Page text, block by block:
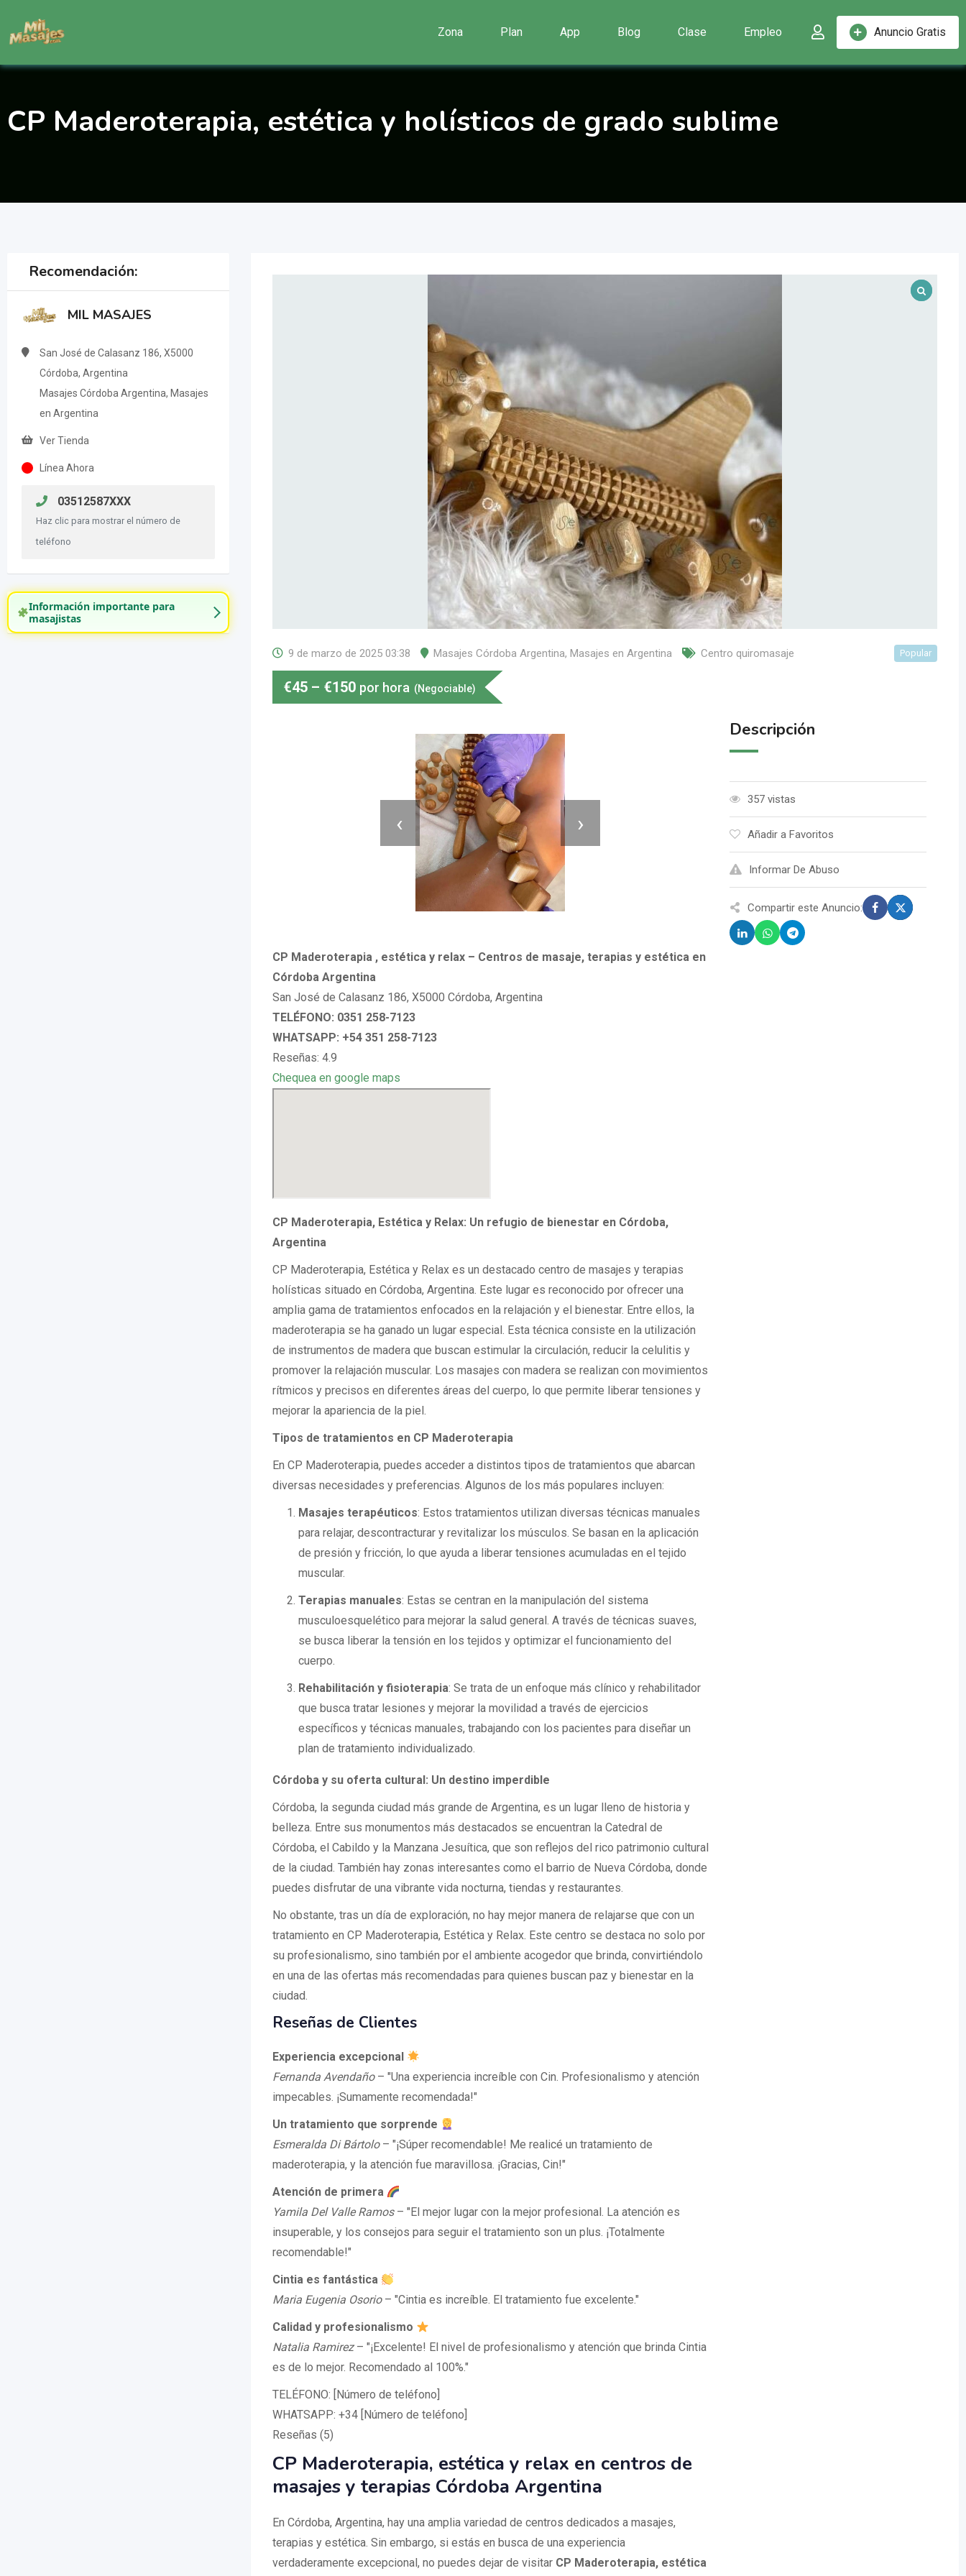
contenido
Anuncio Gratis
Zona Plan App Blog Clase Empleo
CP Maderoterapia, estética y holísticos de grado sublime
Recomendación:
MIL MASAJES
San José de Calasanz 186, X5000
Córdoba, Argentina
Masajes Córdoba Argentina, Masajes
en Argentina
Ver Tienda
Línea Ahora
03512587XXX
Haz clic para mostrar el número de
teléfono
Información importante para
masajistas
9 de marzo de 2025 03:38 Masajes Córdoba Argentina, Masajes en Argentina Centro quiromasaje Popular
€45 – €150 por hora (Negociable)
‹ ›
CP Maderoterapia , estética y relax – Centros de masaje, terapias y estética en
Córdoba Argentina
San José de Calasanz 186, X5000 Córdoba, Argentina
TELÉFONO: 0351 258-7123
WHATSAPP: +54 351 258-7123
Reseñas: 4.9
Chequea en google maps
CP Maderoterapia, Estética y Relax: Un refugio de bienestar en Córdoba,
Argentina
CP Maderoterapia, Estética y Relax es un destacado centro de masajes y terapias
holísticas situado en Córdoba, Argentina. Este lugar es reconocido por ofrecer una
amplia gama de tratamientos enfocados en la relajación y el bienestar. Entre ellos, la
maderoterapia se ha ganado un lugar especial. Esta técnica consiste en la utilización
de instrumentos de madera que buscan estimular la circulación, reducir la celulitis y
promover la relajación muscular. Los masajes con madera se realizan con movimientos
rítmicos y precisos en diferentes áreas del cuerpo, lo que permite liberar tensiones y
mejorar la apariencia de la piel.
Tipos de tratamientos en CP Maderoterapia
En CP Maderoterapia, puedes acceder a distintos tipos de tratamientos que abarcan
diversas necesidades y preferencias. Algunos de los más populares incluyen:
Masajes terapéuticos: Estos tratamientos utilizan diversas técnicas manuales
para relajar, descontracturar y revitalizar los músculos. Se basan en la aplicación
de presión y fricción, lo que ayuda a liberar tensiones acumuladas en el tejido
muscular.
Terapias manuales: Estas se centran en la manipulación del sistema
musculoesquelético para mejorar la salud general. A través de técnicas suaves,
se busca liberar la tensión en los tejidos y optimizar el funcionamiento del
cuerpo.
Rehabilitación y fisioterapia: Se trata de un enfoque más clínico y rehabilitador
que busca tratar lesiones y mejorar la movilidad a través de ejercicios
específicos y técnicas manuales, trabajando con los pacientes para diseñar un
plan de tratamiento individualizado.
Córdoba y su oferta cultural: Un destino imperdible
Córdoba, la segunda ciudad más grande de Argentina, es un lugar lleno de historia y
belleza. Entre sus monumentos más destacados se encuentran la Catedral de
Córdoba, el Cabildo y la Manzana Jesuítica, que son reflejos del rico patrimonio cultural
de la ciudad. También hay zonas interesantes como el barrio de Nueva Córdoba, donde
puedes disfrutar de una vibrante vida nocturna, tiendas y restaurantes.
No obstante, tras un día de exploración, no hay mejor manera de relajarse que con un
tratamiento en CP Maderoterapia, Estética y Relax. Este centro se destaca no solo por
su profesionalismo, sino también por el ambiente acogedor que brinda, convirtiéndolo
en una de las ofertas más recomendadas para quienes buscan paz y bienestar en la
ciudad.
Reseñas de Clientes
Experiencia excepcional
Fernanda Avendaño– "Una experiencia increíble con Cin. Profesionalismo y atención
impecables. ¡Sumamente recomendada!"
Un tratamiento que sorprende
Esmeralda Di Bártolo– "¡Súper recomendable! Me realicé un tratamiento de
maderoterapia, y la atención fue maravillosa. ¡Gracias, Cin!"
Atención de primera
Yamila Del Valle Ramos– "El mejor lugar con la mejor profesional. La atención es
insuperable, y los consejos para seguir el tratamiento son un plus. ¡Totalmente
recomendable!"
Cintia es fantástica
Maria Eugenia Osorio– "Cintia es increíble. El tratamiento fue excelente."
Calidad y profesionalismo
Natalia Ramirez– "¡Excelente! El nivel de profesionalismo y atención que brinda Cintia
es de lo mejor. Recomendado al 100%."
TELÉFONO: [Número de teléfono]
WHATSAPP: +34 [Número de teléfono]
Reseñas (5)
CP Maderoterapia, estética y relax en centros de
masajes y terapias Córdoba Argentina
En Córdoba, Argentina, hay una amplia variedad de centros dedicados a masajes,
terapias y estética. Sin embargo, si estás en busca de una experiencia
verdaderamente excepcional, no puedes dejar de visitar CP Maderoterapia, estética
Descripción
357 vistas
Añadir a Favoritos
Informar De Abuso
Compartir este Anuncio: